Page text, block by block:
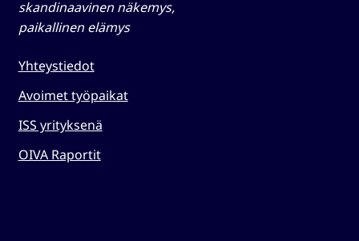
skandinaavinen näkemys,
paikallinen elämys​
Yhteystiedot
Avoimet työpaikat
ISS yrityksenä
OIVA Raportit